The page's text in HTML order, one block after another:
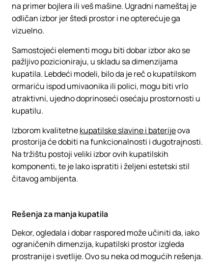
na primer bojlera ili veš mašine. Ugradni nameštaj je
odličan izbor jer štedi prostor i ne opterećuje ga
vizuelno.
Samostojeći elementi mogu biti dobar izbor ako se
pažljivo pozicioniraju, u skladu sa dimenzijama
kupatila. Lebdeći modeli, bilo da je reč o kupatilskom
ormariću ispod umivaonika ili polici, mogu biti vrlo
atraktivni, ujedno doprinoseći osećaju prostornosti u
kupatilu.
Izborom kvalitetnekupatilske slavine i baterijeova
prostorija će dobiti na funkcionalnosti i dugotrajnosti.
Na tržištu postoji veliki izbor ovih kupatilskih
komponenti, te je lako ispratiti i željeni estetski stil
čitavog ambijenta.
Rešenja za manja kupatila
Dekor, ogledala i dobar raspored može učiniti da, iako
ograničenih dimenzija, kupatilski prostor izgleda
prostranije i svetlije. Ovo su neka od mogućih rešenja.